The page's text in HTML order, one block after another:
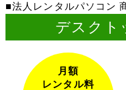
法人レンタルパソコン
デスクト
月額
レンタル料